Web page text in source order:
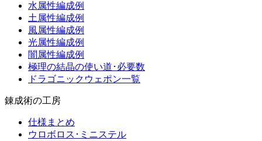
水属性編成例
土属性編成例
風属性編成例
光属性編成例
闇属性編成例
極理の結晶の使い道･必要数
ドラゴニックウェポン一覧
錬成術の工房
仕様まとめ
ウロボロス･ミニステル